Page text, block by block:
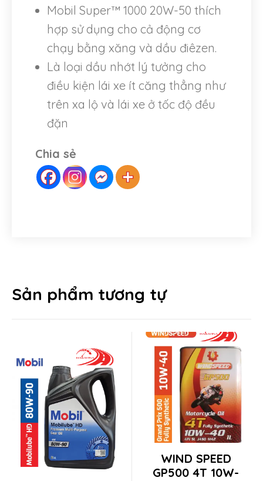
Mobil Super™ 1000 20W-50 thích
hợp sử dụng cho cả động cơ
chạy bằng xăng và dầu điêzen.
Là loại dầu nhớt lý tưởng cho
điều kiện lái xe ít căng thẳng như
trên xa lộ và lái xe ở tốc độ đều
đặn
Chia sẻ
Sản phẩm tương tự
This
product
WIND SPEED
GP500 4T 10W-
Chuyển đổi ngôn ngữ